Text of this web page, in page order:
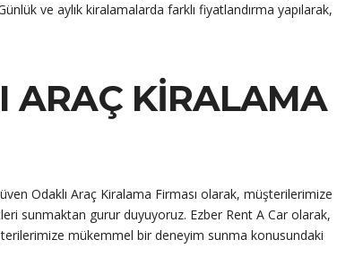
ve aylık kiralamalarda farklı fiyatlandırma yapılarak,
ARAÇ KIRALAMA
Odaklı Araç Kiralama Firması olarak, müşterilerimize
sunmaktan gurur duyuyoruz. Ezber Rent A Car olarak,
mükemmel bir deneyim sunma konusundaki